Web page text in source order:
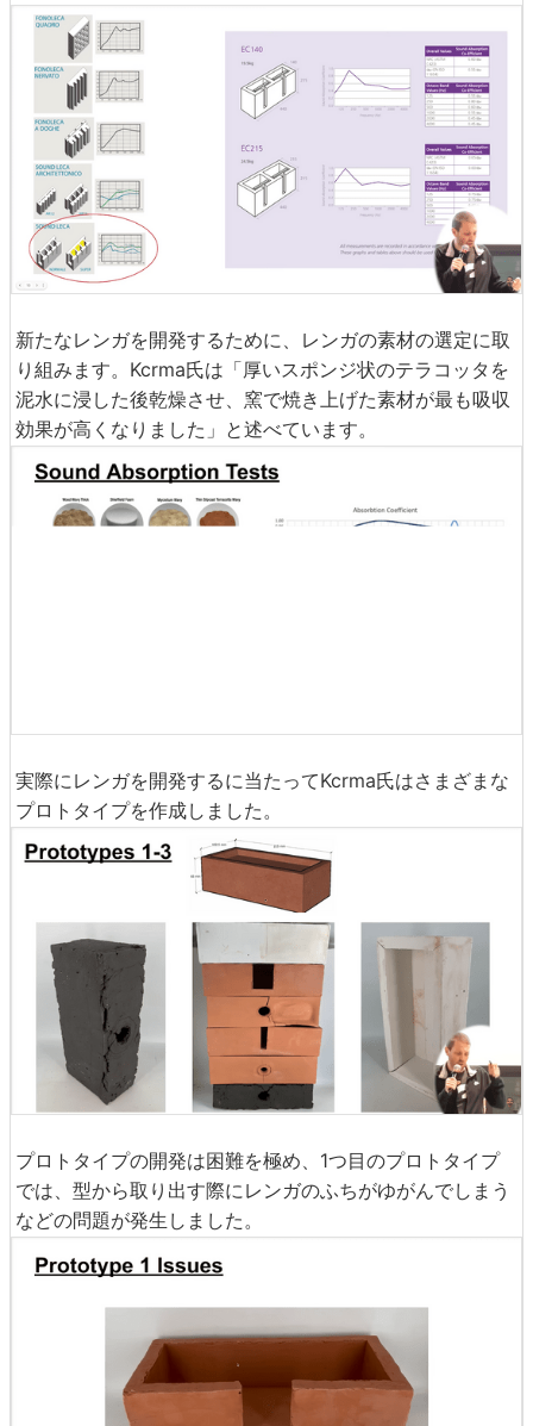
新たなレンガを開発するために、レンガの素材の選定に取
り組みます。Kcrma氏は「厚いスポンジ状のテラコッタを
泥水に浸した後乾燥させ、窯で焼き上げた素材が最も吸収
効果が高くなりました」と述べています。
実際にレンガを開発するに当たってKcrma氏はさまざまな
プロトタイプを作成しました。
プロトタイプの開発は困難を極め、1つ目のプロトタイプ
では、型から取り出す際にレンガのふちがゆがんでしまう
などの問題が発生しました。